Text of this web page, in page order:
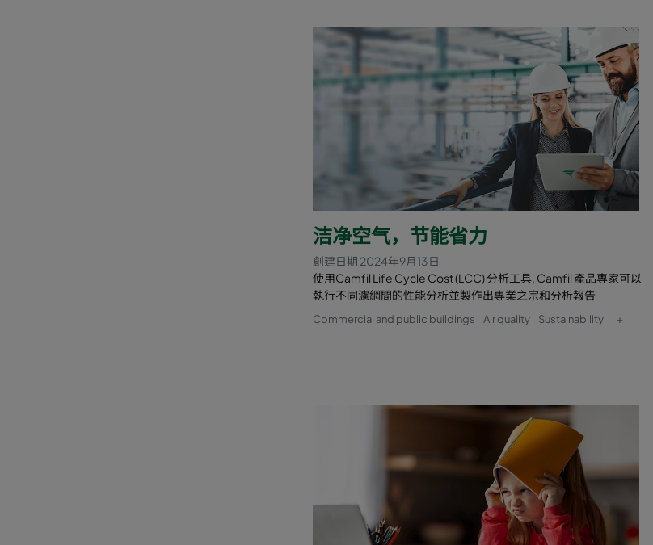
洁净空气，节能省力
創建日期 2024年9月13日
使用Camfil Life Cycle Cost (LCC) 分析工具, Camfil 產品專家可以
執行不同濾網間的性能分析並製作出專業之宗和分析報告
Commercial and public buildings Air quality Sustainability +